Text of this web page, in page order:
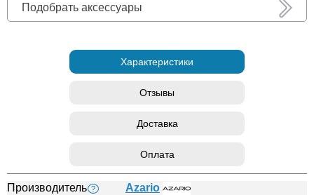
Подобрать аксессуары
Характеристики
Отзывы
Доставка
Оплата
Производитель ?
Azario